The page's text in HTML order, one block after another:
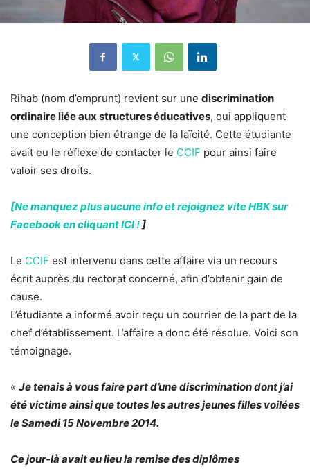
Rihab (nom d’emprunt) revient sur une discrimination
ordinaire liée aux structures éducatives, qui appliquent
une conception bien étrange de la laïcité. Cette étudiante
avait eu le réflexe de contacter le CCIF pour ainsi faire
valoir ses droits.
[Ne manquez plus aucune info et rejoignez vite HBK sur
Facebook en cliquant ICI !]
Le CCIF est intervenu dans cette affaire via un recours
écrit auprès du rectorat concerné, afin d’obtenir gain de
cause.
L’étudiante a informé avoir reçu un courrier de la part de la
chef d’établissement. L’affaire a donc été résolue. Voici son
témoignage.
« Je tenais à vous faire part d’une discrimination dont j’ai
été victime ainsi que toutes les autres jeunes filles voilées
le Samedi 15 Novembre 2014.
Ce jour-là avait eu lieu la remise des diplômes